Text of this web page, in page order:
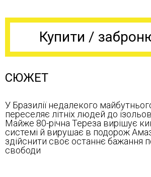
Купити /
СЮЖЕТ
У Бразилії недалекого
переселяє літніх людей до
Майже 80-річна Тереза вирішує
системі й вирушає в подорож
здійснити своє останнє бажання
свободи